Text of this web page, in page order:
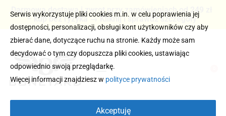
Darmowa dostawa i zwrot przy zamówieniach od 249 zł
– kup bez ryzyka → Kliknij i sprawdź szczegóły
Serwis wykorzystuje pliki cookies m.in. w celu poprawienia jej
dostępności, personalizacji, obsługi kont użytkowników czy aby
zbierać dane, dotyczące ruchu na stronie. Każdy może sam
decydować o tym czy dopuszcza pliki cookies, ustawiając
odpowiednio swoją przeglądarkę.
Więcej informacji znajdziesz w polityce prywatności
Akceptuję